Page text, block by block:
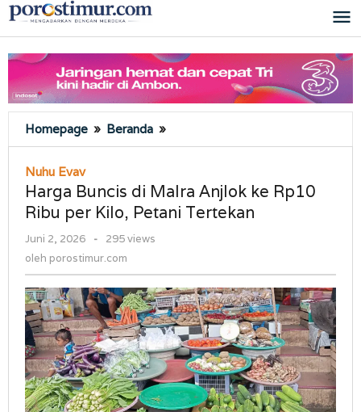
Lewati
ke
Homepage » Beranda »
Buncis
Malra
Anjlok
ke
per
Kilo,
Petani
Tertekan
Nuhu Evav
Harga Buncis di Malra Anjlok ke Rp10
Ribu per Kilo, Petani Tertekan
Juni 2, 2026
oleh
-
295 views
oleh porostimur.com